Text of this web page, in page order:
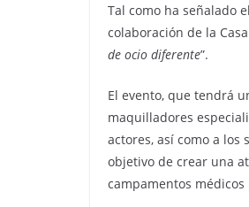
Tal como ha señalado
colaboración de la
de ocio diferente”.
El evento, que tendrá
maquilladores
actores, así como a los
objetivo de crear una
campamentos